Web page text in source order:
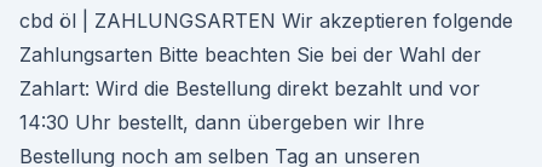
cbd öl | ZAHLUNGSARTEN Wir akzeptieren folgende
Zahlungsarten Bitte beachten Sie bei der Wahl der
Zahlart: Wird die Bestellung direkt bezahlt und vor
14:30 Uhr bestellt, dann übergeben wir Ihre
Bestellung noch am selben Tag an unseren